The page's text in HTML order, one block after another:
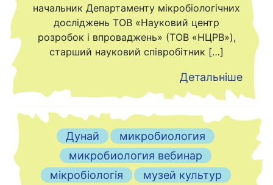
начальник Департаменту мікробіологічних
досліджень ТОВ «Науковий центр
розробок і впроваджень» (ТОВ «НЦРВ»),
старший науковий співробітник […]
Детальніше
Дунай
микробиология
микробиология вебинар
мікробіологія
музей культур